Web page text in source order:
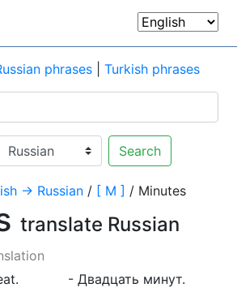
phrases Turkish phrases
Search
→ Russian / [ M ] / Minutes
translate Russian
- Двадцать минут.